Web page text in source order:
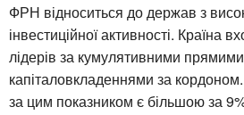
ФРН відноситься до держав з
інвестиційної активності. Країна
лідерів за кумулятивними прямими
капіталовкладеннями за кордоном.
за цим показником є більшою за